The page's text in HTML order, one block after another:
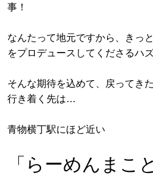
事！
なんたって地元ですから、きっ
をプロデュースしてくださるハズ
そんな期待を込めて、戻ってき
行き着く先は…
青物横丁駅にほど近い
「らーめんまこ